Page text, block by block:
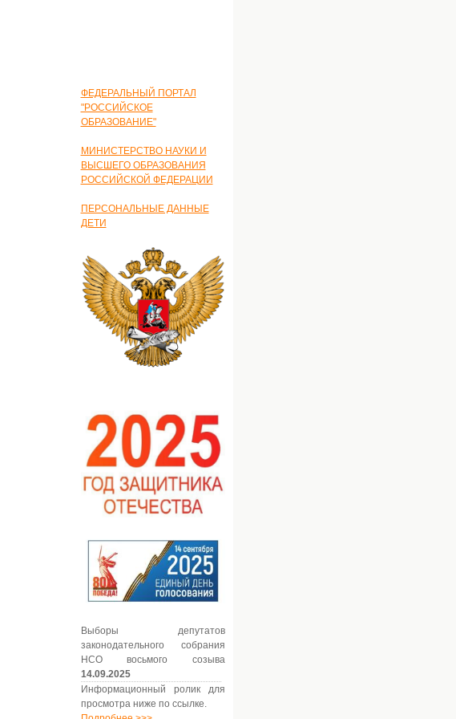
ФЕДЕРАЛЬНЫЙ ПОРТАЛ
"РОССИЙСКОЕ
ОБРАЗОВАНИЕ"
МИНИСТЕРСТВО НАУКИ И
ВЫСШЕГО ОБРАЗОВАНИЯ
РОССИЙСКОЙ ФЕДЕРАЦИИ
ПЕРСОНАЛЬНЫЕ ДАННЫЕ
ДЕТИ
Выборы депутатов
законодательного собрания
НСО восьмого созыва
14.09.2025
Информационный ролик для
просмотра ниже по ссылке.